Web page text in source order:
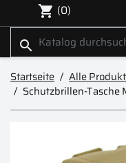
shopping_cart (0)
search
Startseite Alle
Schutzbrillen-Tasche